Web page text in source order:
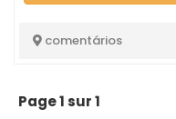
comentários
Page 1 sur 1